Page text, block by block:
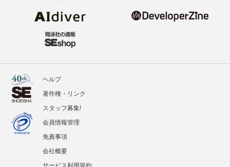
ヘルプ
著作権・リンク
スタッフ募集!
会員情報管理
免責事項
会社概要
サービス利用規約